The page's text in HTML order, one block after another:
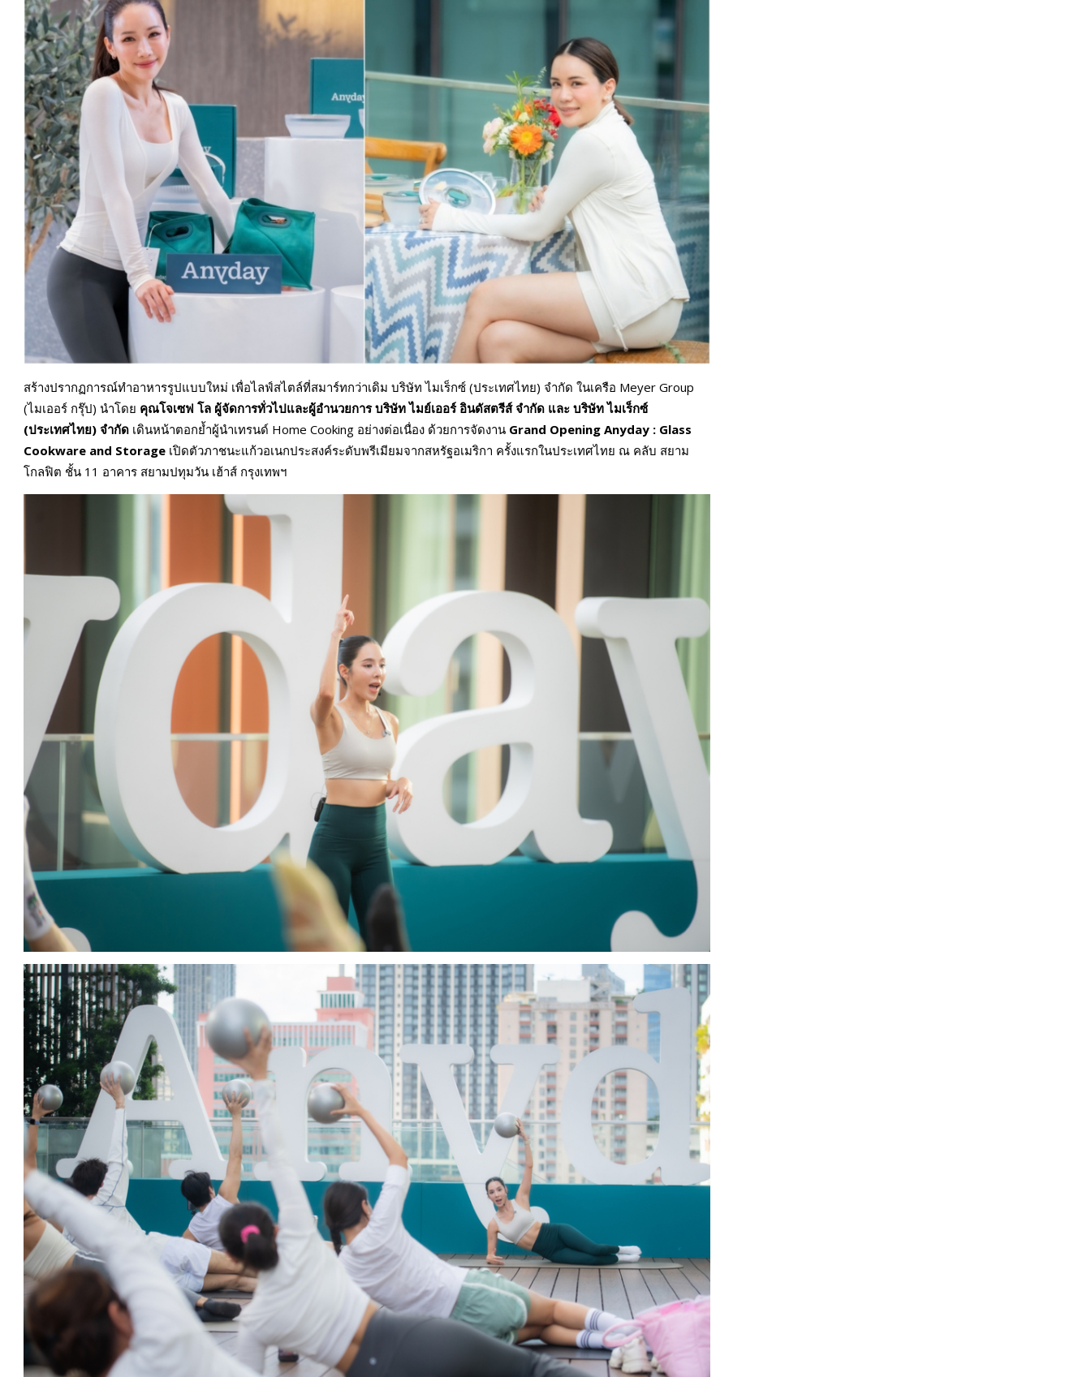
สร้างปรากฏการณ์ทำอาหารรูปแบบใหม่ เพื่อไลฟ์สไตล์ที่สมาร์ทกว่าเดิม บริษัท ไมเร็กซ์ (ประเทศไทย) จำกัด ในเครือ Meyer Group
(ไมเออร์ กรุ๊ป) นำโดย คุณโจเซฟ โล ผู้จัดการทั่วไปและผู้อำนวยการ บริษัท ไมย์เออร์ อินดัสตรีส์ จำกัด และ บริษัท ไมเร็กซ์
(ประเทศไทย) จำกัด เดินหน้าตอกย้ำผู้นำเทรนด์ Home Cooking อย่างต่อเนื่อง ด้วยการจัดงาน Grand Opening Anyday : Glass
Cookware and Storage เปิดตัวภาชนะแก้วอเนกประสงค์ระดับพรีเมียมจากสหรัฐอเมริกา ครั้งแรกในประเทศไทย ณ คลับ สยาม
โกลฟิต ชั้น 11 อาคาร สยามปทุมวัน เฮ้าส์ กรุงเทพฯ